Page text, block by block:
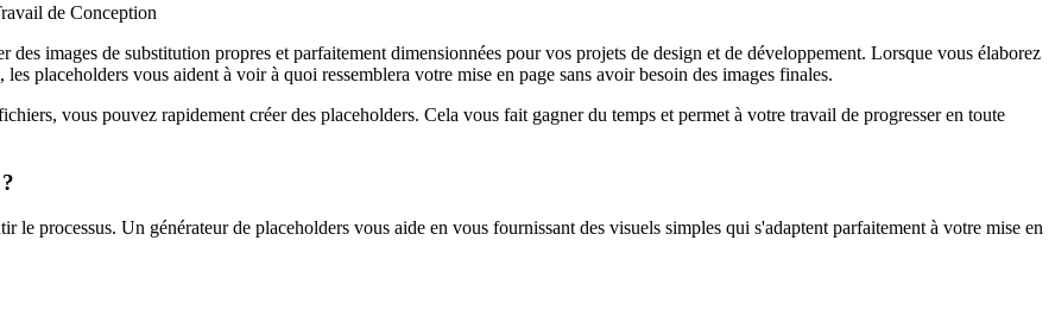
de Conception
des images de substitution propres et parfaitement dimensionnées pour vos projets de design et de développement. Lorsque vous élaborez
placeholders vous aident à voir à quoi ressemblera votre mise en page sans avoir besoin des images finales.
vous pouvez rapidement créer des placeholders. Cela vous fait gagner du temps et permet à votre travail de progresser en toute
le processus. Un générateur de placeholders vous aide en vous fournissant des visuels simples qui s'adaptent parfaitement à votre mise en